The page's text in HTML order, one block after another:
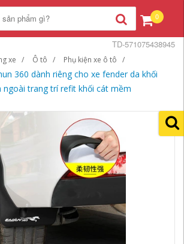
0
xe Ô tô Phụ kiện xe ô tô
360 dành riêng cho xe fender da khối
ngoài trang trí refit khối cát mềm
TD-571075438945